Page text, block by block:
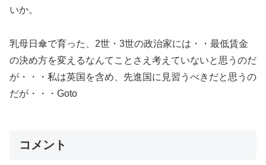
いか。
乳母日傘で育った、2世・3世の政治家には・・最低賃金
の決め方を変えるなんてことさえ考えていないと思うのだ
が・・・私は英国を含め、先進国に見習うべきだと思うの
だが・・・Goto
コメント